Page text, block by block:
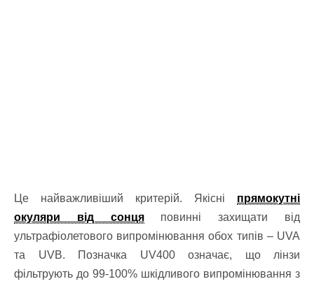
Це найважливіший критерій. Якісні прямокутні
окуляри від сонцяповинні захищати від
ультрафіолетового випромінювання обох типів – UVA
та UVB. Позначка UV400 означає, що лінзи
фільтрують до 99-100% шкідливого випромінювання з